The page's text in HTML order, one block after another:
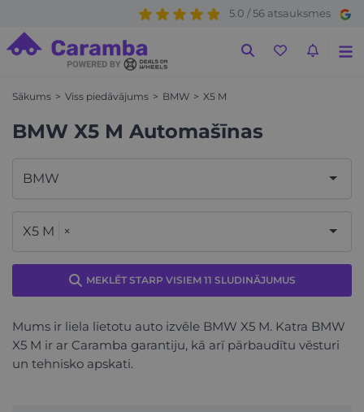
5.0 / 56 atsauksmes
Sākums Viss piedāvājums BMW X5 M
BMW X5 M Automašīnas
BMW
X5 M ×
MEKLĒT STARP VISIEM 11 SLUDINĀJUMUS
Mums ir liela lietotu auto izvēle BMW X5 M. Katra BMW
X5 M ir ar Caramba garantiju, kā arī pārbaudītu vēsturi
un tehnisko apskati.